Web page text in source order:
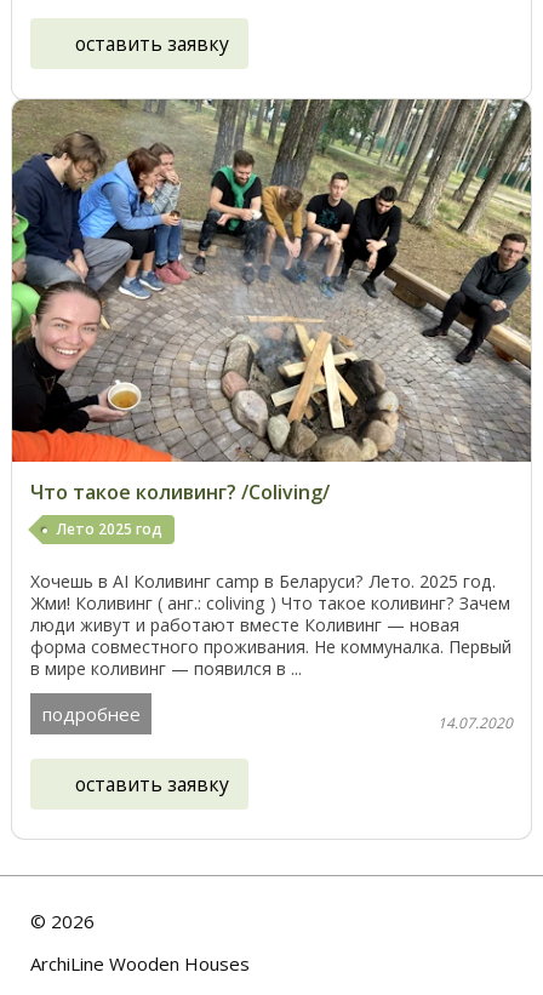
оставить заявку
Что такое коливинг? /Сoliving/
Лето 2025 год
Хочешь в AI Коливинг camp в Беларуси? Лето. 2025 год.
Жми! Коливинг ( анг.: coliving ) Что такое коливинг? Зачем
люди живут и работают вместе Коливинг — новая
форма совместного проживания. Не коммуналка. Первый
в мире коливинг — появился в ...
подробнее 14.07.2020
оставить заявку
© 2026
ArchiLine Wooden Houses